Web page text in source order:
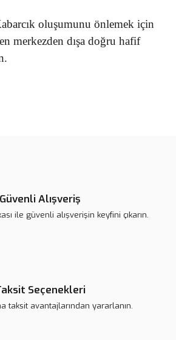
oluşumunu önlemek için
merkezden dışa doğru hafif
Güvenli Alışveriş
ile güvenli alışverişin keyfini çıkarın.
Seçenekleri
taksit avantajlarından yararlanın.